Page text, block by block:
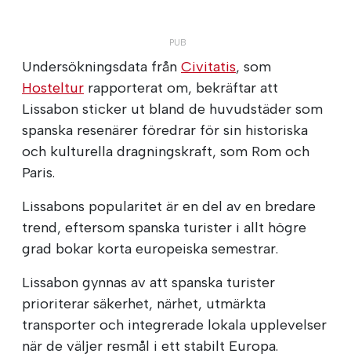
Undersökningsdata från Civitatis, som
Hosteltur rapporterat om, bekräftar att
Lissabon sticker ut bland de huvudstäder som
spanska resenärer föredrar för sin historiska
och kulturella dragningskraft, som Rom och
Paris.
Lissabons popularitet är en del av en bredare
trend, eftersom spanska turister i allt högre
grad bokar korta europeiska semestrar.
Lissabon gynnas av att spanska turister
prioriterar säkerhet, närhet, utmärkta
transporter och integrerade lokala upplevelser
när de väljer resmål i ett stabilt Europa.